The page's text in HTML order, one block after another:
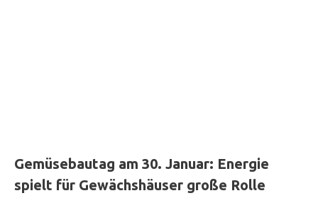
Gemüsebautag am 30. Januar: Energie
spielt für Gewächshäuser große Rolle